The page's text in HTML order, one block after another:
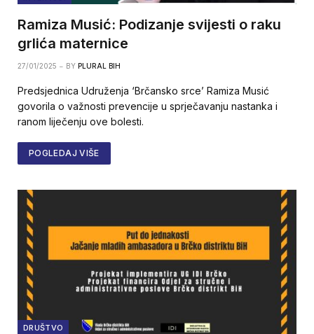
Ramiza Musić: Podizanje svijesti o raku
grlića maternice
27/01/2025 BY PLURAL BIH
Predsjednica Udruženja ‘Brčansko srce’ Ramiza Musić
govorila o važnosti prevencije u sprječavanju nastanka i
ranom liječenju ove bolesti.
POGLEDAJ VIŠE
DRUŠTVO